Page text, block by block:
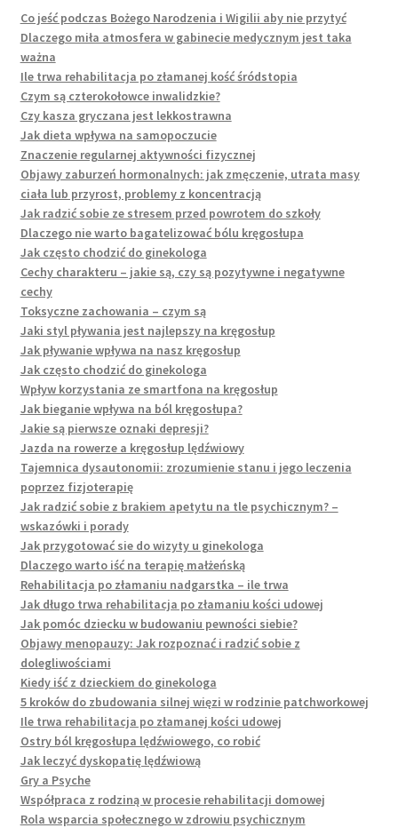
Co jeść podczas Bożego Narodzenia i Wigilii aby nie przytyć
Dlaczego miła atmosfera w gabinecie medycznym jest taka
ważna
Ile trwa rehabilitacja po złamanej kość śródstopia
Czym są czterokołowce inwalidzkie?
Czy kasza gryczana jest lekkostrawna
Jak dieta wpływa na samopoczucie
Znaczenie regularnej aktywności fizycznej
Objawy zaburzeń hormonalnych: jak zmęczenie, utrata masy
ciała lub przyrost, problemy z koncentracją
Jak radzić sobie ze stresem przed powrotem do szkoły
Dlaczego nie warto bagatelizować bólu kręgosłupa
Jak często chodzić do ginekologa
Cechy charakteru – jakie są, czy są pozytywne i negatywne
cechy
Toksyczne zachowania – czym są
Jaki styl pływania jest najlepszy na kręgosłup
Jak pływanie wpływa na nasz kręgosłup
Jak często chodzić do ginekologa
Wpływ korzystania ze smartfona na kręgosłup
Jak bieganie wpływa na ból kręgosłupa?
Jakie są pierwsze oznaki depresji?
Jazda na rowerze a kręgosłup lędźwiowy
Tajemnica dysautonomii: zrozumienie stanu i jego leczenia
poprzez fizjoterapię
Jak radzić sobie z brakiem apetytu na tle psychicznym? –
wskazówki i porady
Jak przygotować sie do wizyty u ginekologa
Dlaczego warto iść na terapię małżeńską
Rehabilitacja po złamaniu nadgarstka – ile trwa
Jak długo trwa rehabilitacja po złamaniu kości udowej
Jak pomóc dziecku w budowaniu pewności siebie?
Objawy menopauzy: Jak rozpoznać i radzić sobie z
dolegliwościami
Kiedy iść z dzieckiem do ginekologa
5 kroków do zbudowania silnej więzi w rodzinie patchworkowej
Ile trwa rehabilitacja po złamanej kości udowej
Ostry ból kręgosłupa lędźwiowego, co robić
Jak leczyć dyskopatię lędźwiową
Gry a Psyche
Współpraca z rodziną w procesie rehabilitacji domowej
Rola wsparcia społecznego w zdrowiu psychicznym